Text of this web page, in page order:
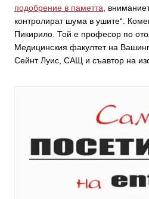
подобрение в паметта ,
контролират шума в ушите“.
Пикирило. Той е професор по
Медицинския факултет на
Сейнт Луис, САЩ и съавтор на